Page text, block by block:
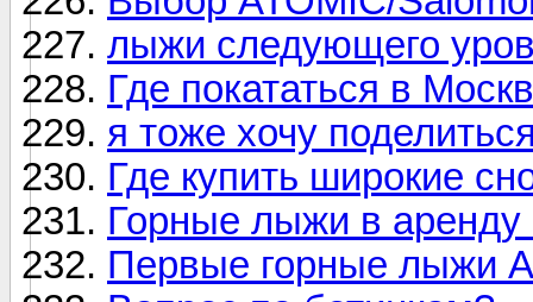
лыжи следующего
Где покататься в
я тоже хочу
Где купить широкие
Горные лыжи в аренду
Первые горные лыжи